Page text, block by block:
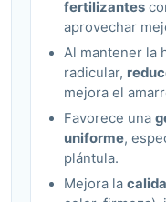
fertilizantes
aprovechar
Al mantener la
radicular,
mejora el
Favorece una
uniforme,
plántula.
Mejora la